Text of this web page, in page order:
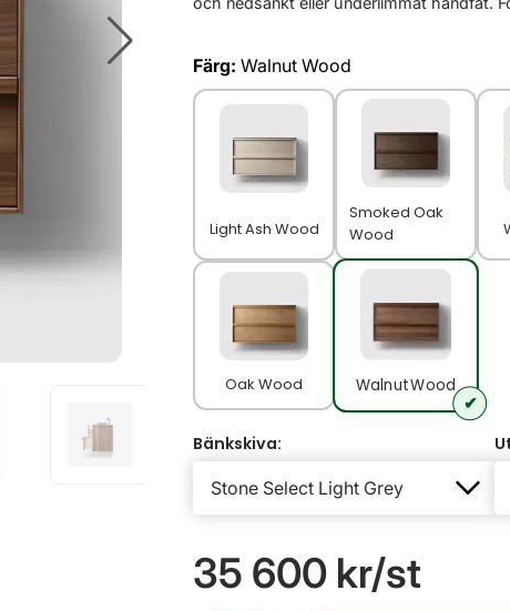
Färg: Walnut Wood
Light Ash Wood
Smoked Oak
Wood
Oak Wood Walnut Wood
Bänkskiva:
35 600 kr/st